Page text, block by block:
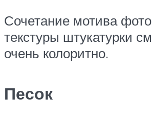
Сочетание мотива
текстуры штукатурки
очень колоритно.
Песок